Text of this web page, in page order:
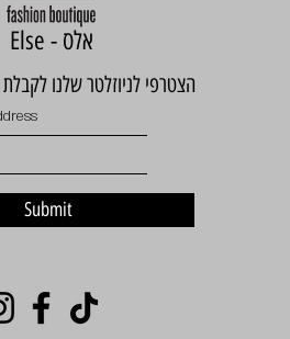
Else - אלס
הצטרפי לניוזלטר שלנו לקבלת
Submit